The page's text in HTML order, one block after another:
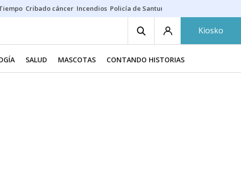
Cribado cáncer Incendios Policía de Santurtzi
Kiosko
SALUD MASCOTAS CONTANDO HISTORIAS